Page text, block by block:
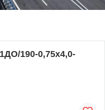
190-0,75х4,0-